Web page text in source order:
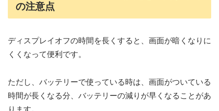
の注意点
ディスプレイオフの時間を長くすると、画面が暗くなりに
くくなって便利です。
ただし、バッテリーで使っている時は、画面がついている
時間が長くなる分、バッテリーの減りが早くなることがあ